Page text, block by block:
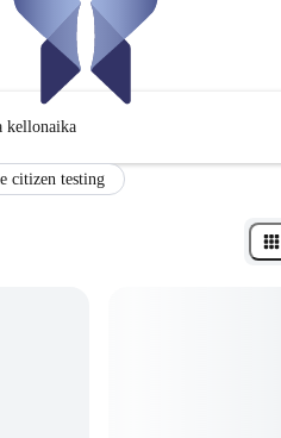
kellonaika
citizen testing